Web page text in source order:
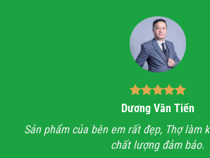
Dương Văn Tiến
Sản phẩm của bên em rất đẹp, Thợ làm
chất lượng đảm bảo.